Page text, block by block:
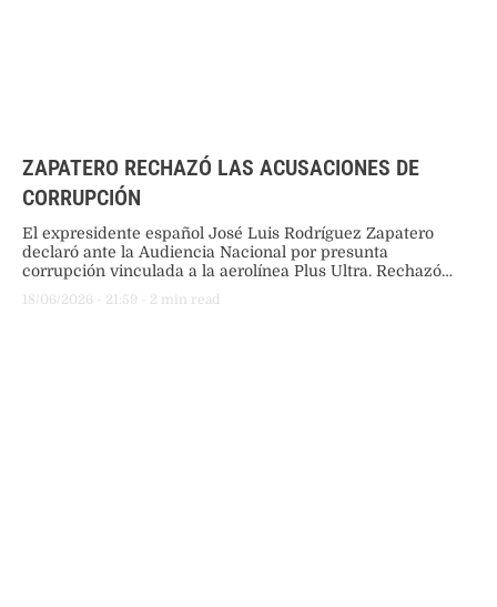
ZAPATERO RECHAZÓ LAS ACUSACIONES DE
CORRUPCIÓN
El expresidente español José Luis Rodríguez Zapatero
declaró ante la Audiencia Nacional por presunta
corrupción vinculada a la aerolínea Plus Ultra. Rechazó
el juez descartó dictar medidas restrictivas de libertad.
18/06/2026 - 21:59 - 2 min read